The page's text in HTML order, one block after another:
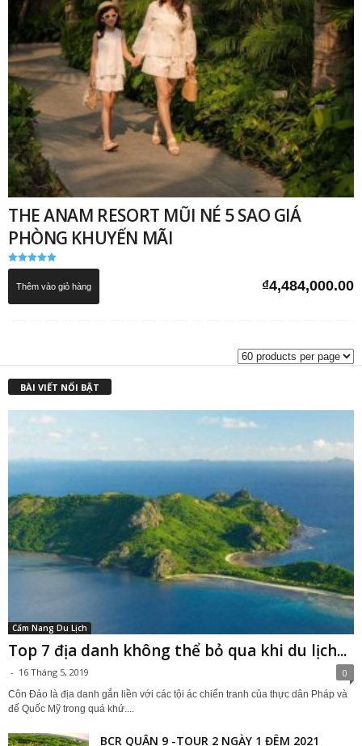
THE ANAM RESORT MŨI NÉ 5 SAO GIÁ
PHÒNG KHUYẾN MÃI
Được xếp
5.00
₫4,484,000.00
Thêm vào giỏ hàng
BÀI VIẾT NỔI BẬT
Cẩm Nang Du Lịch
Top 7 địa danh không thể bỏ qua khi du lịch...
- 16 Tháng 5, 2019 0
Côn Đảo là địa danh gắn liền với các tội ác chiến tranh của thực dân Pháp và
đế Quốc Mỹ trong quá khứ....
BCR QUẬN 9 -TOUR 2 NGÀY 1 ĐÊM 2021